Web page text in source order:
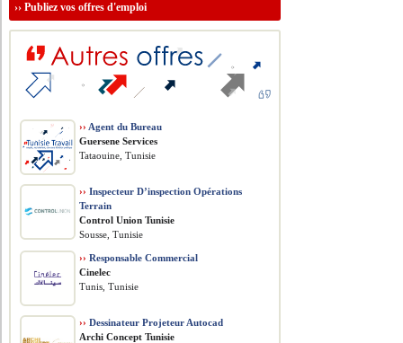
››Publiez vos offres d'emploi
›› Agent du Bureau
Guersene Services
Tataouine, Tunisie
›› Inspecteur D’inspection Opérations
Terrain
Control Union Tunisie
Sousse, Tunisie
›› Responsable Commercial
Cinelec
Tunis, Tunisie
›› Dessinateur Projeteur Autocad
Archi Concept Tunisie